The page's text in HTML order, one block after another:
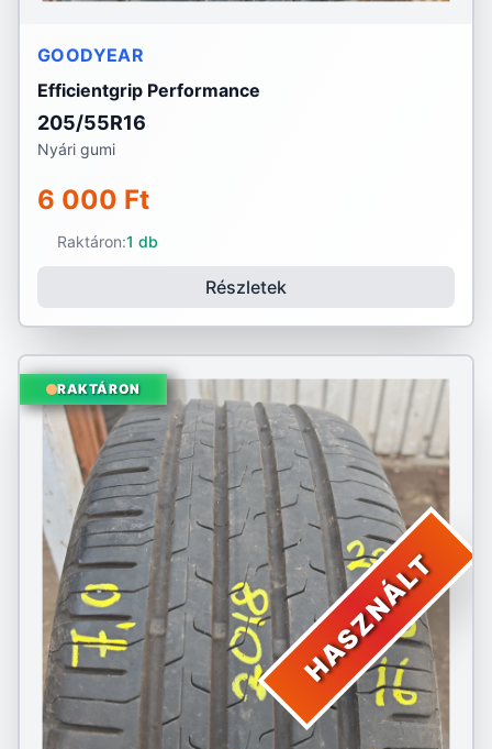
GOODYEAR
Efficientgrip Performance
205/55R16
Nyári gumi
6 000 Ft
Raktáron:1 db
Részletek
HASZNÁLT
RAKTÁRON